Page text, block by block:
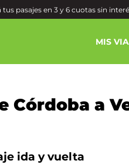
tus pasajes en 3 y 6 cuotas sin
MIS
Córdoba a
ida y vuelta